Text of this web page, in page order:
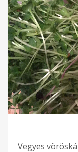
csomagolásához
dobozt. A
textilek
Dombvidék
textilzsákokból az
vagy
hozzám a
ezekben a
következő
kosárközöség
használni egy
csomagolásához.
Vegyes